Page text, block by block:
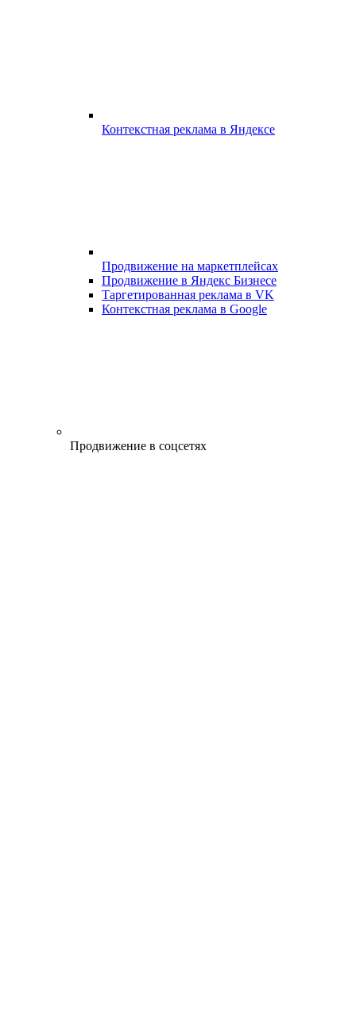
Контекстная реклама в Яндексе
Продвижение на маркетплейсах
Продвижение в Яндекс Бизнесе
Таргетированная реклама в VK
Контекстная реклама в Google
Продвижение в соцсетях